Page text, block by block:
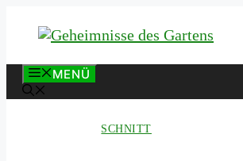
Inhalt
MENÜ
SCHNITT